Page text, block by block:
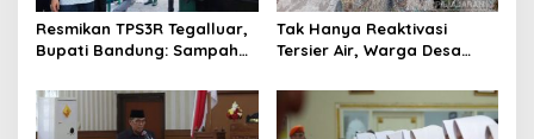
Resmikan TPS3R Tegalluar,
Bupati Bandung: Sampah
Pemerintah
Tak Hanya Reaktivasi
Tersier Air, Warga Desa
Alternatif di Padalarang